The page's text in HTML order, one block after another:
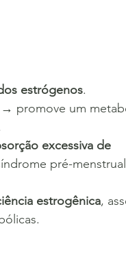
estrógenos.
promove um
excessiva de
pré-
estrogênica,